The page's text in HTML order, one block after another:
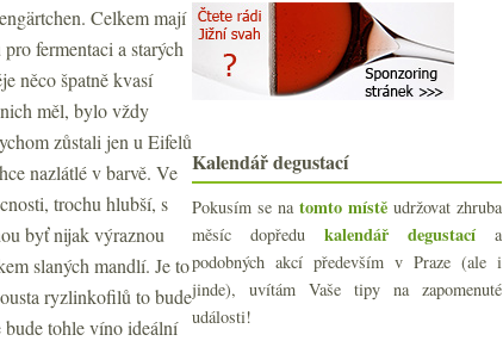
Celkem mají
fermentaci a starých
něco špatně kvasí
měl, bylo vždy
zůstali jen u Eifelů
nazlátlé v barvě. Ve
trochu hlubší, s
byť nijak výraznou
slaných mandlí. Je to
ryzlinkofilů to bude
bude tohle víno ideální
Merlot a Pinot Noir od (různých)
Springerů
Bruno Murciano a jiný pohled na
(nejen) Bobal
A recenzenti vína nebudou mít co
žrát…
Třikrát Ryzlink rýnský ze Školního
statku Mělník
Nadupaný Pinot z Dundee Hills od
čtyř grácií
Freixenet jede, Francie nepije
Kalendář degustací
Pokusím se na tomto místě udržovat zhruba
měsíc dopředu kalendář degustacía
podobných akcí především v Praze (ale i
jinde), uvítám Vaše tipy na zapomenuté
události!